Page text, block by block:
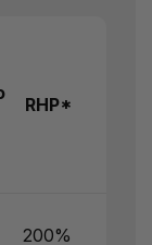
RHP*
200%